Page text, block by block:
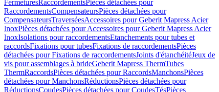
FermeturesRaccordementsPièces détachées pour
RaccordementsCompensateursPièces détachées pour
CompensateursTraverséesAccessoires pour Geberit Mapress Acier
InoxPièces détachées pour Accessoires pour Geberit Mapress Acier
InoxIsolations pour raccordementsEtanchements pour tubes et
raccordsFixations pour tubesFixations de raccordementsPièces
détachées pour Fixations de raccordementsJoints d'étanchéitéJeux de
vis pour assemblages à brideGeberit Mapress ThermTubes
ThermRaccordsPièces détachées pour RaccordsManchonsPièces
détachées pour ManchonsRéductionsPièces détachées pour
RéductionsCoudesPièces détachées pour CoudesTésPièces